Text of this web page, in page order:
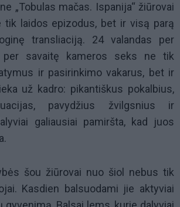
„Tobulas mačas. Ispanija“ žiūrovai
tik laidos epizodus, bet ir visą parą
transliaciją. 24 valandas per
per savaitę kameros seks ne tik
ir pasirinkimo vakarus, bet ir
už kadro: pikantiškus pokalbius,
pavydžius žvilgsnius ir
galiausiai pamiršta, kad juos
šou žiūrovai nuo šiol nebus tik
Kasdien balsuodami jie aktyviai